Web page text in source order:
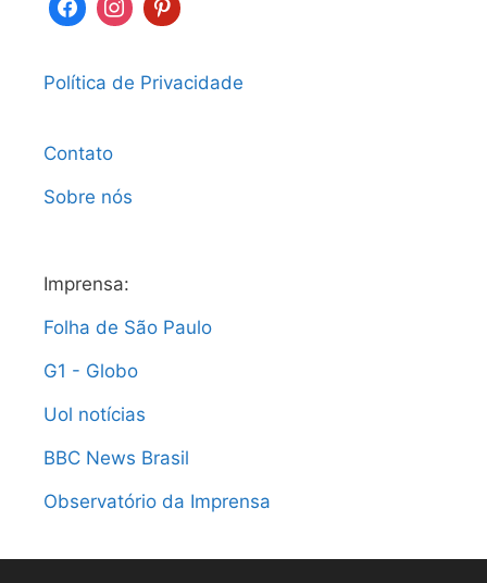
Política de Privacidade
Contato
Sobre nós
Imprensa:
Folha de São Paulo
G1 - Globo
Uol notícias
BBC News Brasil
Observatório da Imprensa